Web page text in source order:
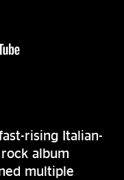
rising Italian-
album
multiple